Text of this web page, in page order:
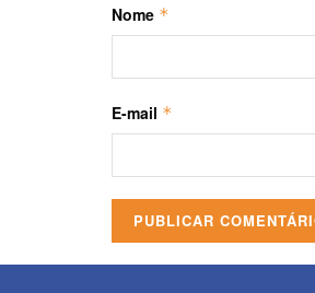
Nome *
E-mail *